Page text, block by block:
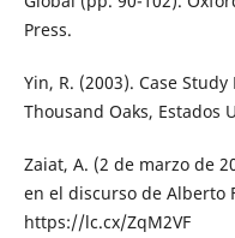
Press.
Yin, R. (2003). Case
Thousand Oaks, Estados
Zaiat, A. (2 de marzo de
en el discurso de Alberto
https://lc.cx/ZqM2VF